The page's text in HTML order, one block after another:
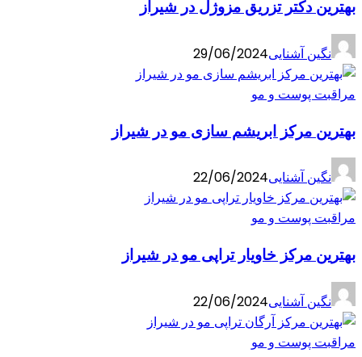
بهترین دکتر تزریق مزوژل در شیراز
نگین آشنایی29/06/2024
مراقبت پوست و مو
بهترین مرکز ابریشم سازی مو در شیراز
نگین آشنایی22/06/2024
مراقبت پوست و مو
بهترین مرکز خاویار تراپی مو در شیراز
نگین آشنایی22/06/2024
مراقبت پوست و مو